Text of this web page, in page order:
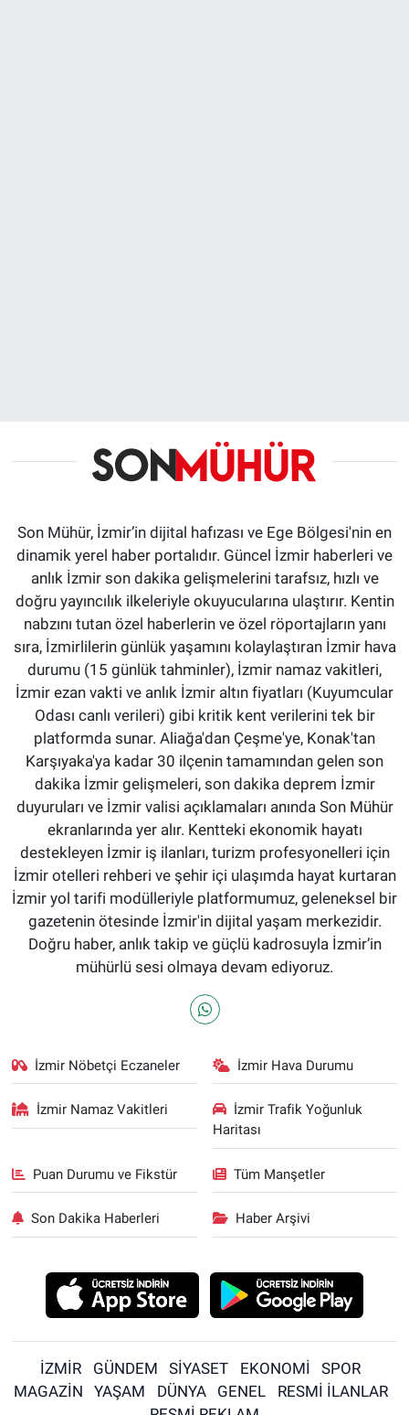
Son Mühür, İzmir’in dijital hafızası ve Ege Bölgesi'nin en
dinamik yerel haber portalıdır. Güncel İzmir haberleri ve
anlık İzmir son dakika gelişmelerini tarafsız, hızlı ve
doğru yayıncılık ilkeleriyle okuyucularına ulaştırır. Kentin
nabzını tutan özel haberlerin ve özel röportajların yanı
sıra, İzmirlilerin günlük yaşamını kolaylaştıran İzmir hava
durumu (15 günlük tahminler), İzmir namaz vakitleri,
İzmir ezan vakti ve anlık İzmir altın fiyatları (Kuyumcular
Odası canlı verileri) gibi kritik kent verilerini tek bir
platformda sunar. Aliağa'dan Çeşme'ye, Konak'tan
Karşıyaka'ya kadar 30 ilçenin tamamından gelen son
dakika İzmir gelişmeleri, son dakika deprem İzmir
duyuruları ve İzmir valisi açıklamaları anında Son Mühür
ekranlarında yer alır. Kentteki ekonomik hayatı
destekleyen İzmir iş ilanları, turizm profesyonelleri için
İzmir otelleri rehberi ve şehir içi ulaşımda hayat kurtaran
İzmir yol tarifi modülleriyle platformumuz, geleneksel bir
gazetenin ötesinde İzmir'in dijital yaşam merkezidir.
Doğru haber, anlık takip ve güçlü kadrosuyla İzmir’in
mühürlü sesi olmaya devam ediyoruz.
İzmir Nöbetçi Eczaneler İzmir Hava Durumu
İzmir Namaz Vakitleri
İzmir Trafik Yoğunluk
Haritası
Puan Durumu ve Fikstür Tüm Manşetler
Son Dakika Haberleri Haber Arşivi
İZMİR GÜNDEM SİYASET EKONOMİ
SPOR
MAGAZİN
YAŞAM DÜNYA GENEL
RESMİ İLANLAR